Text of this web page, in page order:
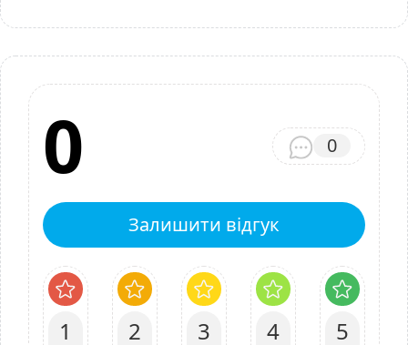
0 0
Залишити відгук
1 2 3 4 5